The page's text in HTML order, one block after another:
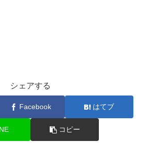
シェアする
Facebook はてブ
コピー